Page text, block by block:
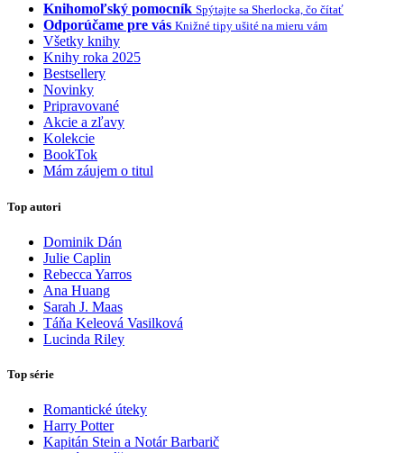
Knihomoľský pomocník Spýtajte sa Sherlocka, čo čítať
Odporúčame pre vás Knižné tipy ušité na mieru vám
Všetky knihy
Knihy roka 2025
Bestsellery
Novinky
Pripravované
Akcie a zľavy
Kolekcie
BookTok
Mám záujem o titul
Top autori
Dominik Dán
Julie Caplin
Rebecca Yarros
Ana Huang
Sarah J. Maas
Táňa Keleová Vasilková
Lucinda Riley
Top série
Romantické úteky
Harry Potter
Kapitán Stein a Notár Barbarič